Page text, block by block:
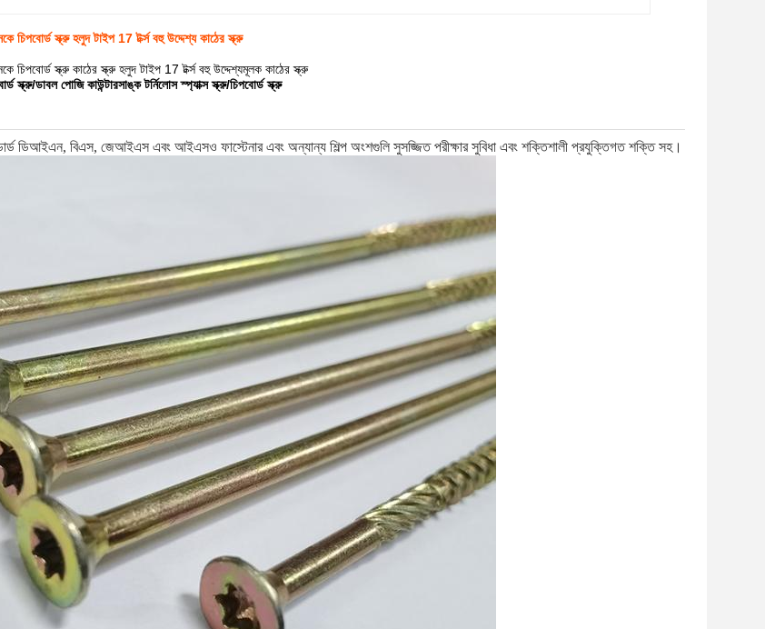
চিপবোর্ড স্ক্রু হলুদ টাইপ 17 টর্ক্স বহু উদ্দেশ্য কাঠের স্ক্রু
চিপবোর্ড স্ক্রু কাঠের স্ক্রু হলুদ টাইপ 17 টর্ক্স বহু উদ্দেশ্যমূলক কাঠের স্ক্রু
ডাবল পোজি কাউন্টারসাঙ্ক টর্নিলোস স্প্যাক্স স্ক্রু/চিপবোর্ড স্ক্রু
ডিআইএন, বিএস, জেআইএস এবং আইএসও ফাস্টেনার এবং অন্যান্য শিল্প অংশগুলি সুসজ্জিত পরীক্ষার সুবিধা এবং শক্তিশালী প্রযুক্তিগত শক্তি সহ।